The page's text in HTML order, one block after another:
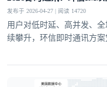
发布于 2026-04-27 | 阅读 14720
用户对低时延、高并发、
续攀升，环信即时通讯方
座。